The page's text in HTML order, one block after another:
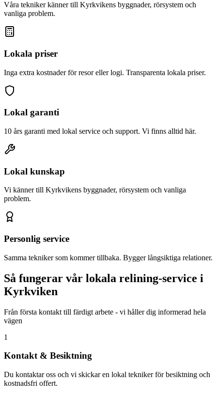
Våra tekniker känner till Kyrkvikens byggnader, rörsystem och
vanliga problem.
Lokala priser
Inga extra kostnader för resor eller logi. Transparenta lokala priser.
Lokal garanti
10 års garanti med lokal service och support. Vi finns alltid här.
Lokal kunskap
Vi känner till Kyrkvikens byggnader, rörsystem och vanliga
problem.
Personlig service
Samma tekniker som kommer tillbaka. Bygger långsiktiga relationer.
Så fungerar vår lokala relining-service i
Kyrkviken
Från första kontakt till färdigt arbete - vi håller dig informerad hela
vägen
1
Kontakt & Besiktning
Du kontaktar oss och vi skickar en lokal tekniker för besiktning och
kostnadsfri offert.